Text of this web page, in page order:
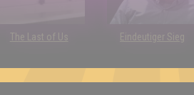
The Last of Us Eindeutiger Sieg